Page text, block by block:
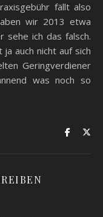
wir 2013 etwa
sehe ich das falsch.
ja auch nicht auf sich
Geringverdiener
was noch so